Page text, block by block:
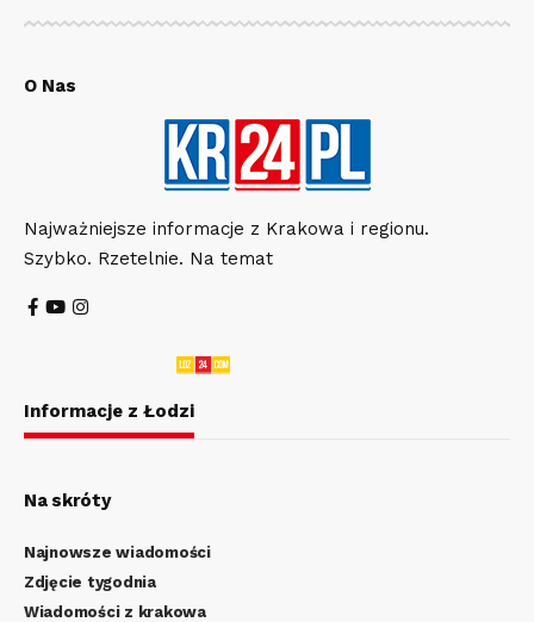
O Nas
Najważniejsze informacje z Krakowa i regionu.
Szybko. Rzetelnie. Na temat
Informacje z Łodzi
Na skróty
Najnowsze wiadomości
Zdjęcie tygodnia
Wiadomości z krakowa